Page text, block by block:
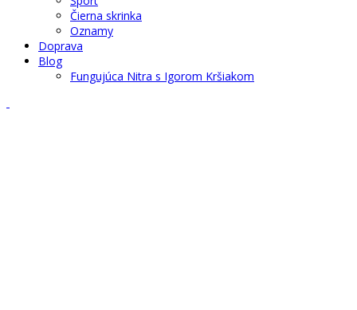
Čierna skrinka
Oznamy
Doprava
Blog
Fungujúca Nitra s Igorom Kršiakom